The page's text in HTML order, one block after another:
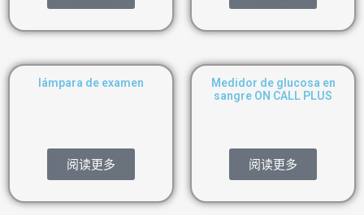
lámpara de examen
阅读更多
Medidor de glucosa en
sangre ON CALL PLUS
阅读更多